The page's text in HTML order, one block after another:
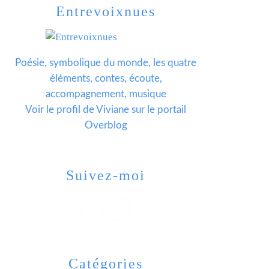
Catégories
Entrevoixnues
Poésie, symbolique du monde, les quatre
éléments, contes, écoute,
accompagnement, musique
Voir le profil deViviane sur le portail
Overblog
Suivez-moi